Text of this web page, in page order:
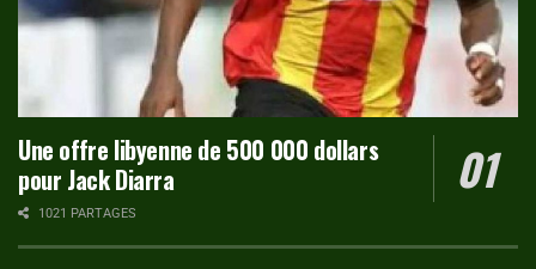
Une offre libyenne de 500 000 dollars
pour Jack Diarra
1021 PARTAGES